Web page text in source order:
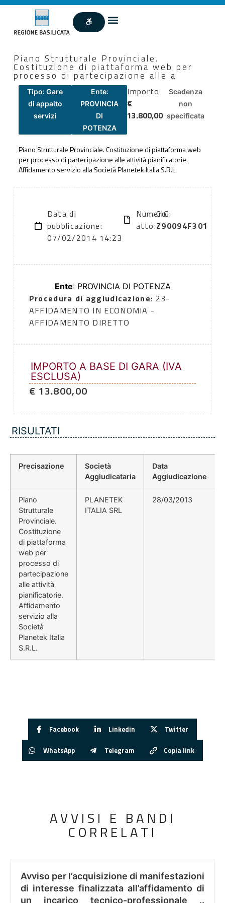
Piano Strutturale Provinciale.
Costituzione di piattaforma web per
processo di partecipazione alle a
Tipo: Gare
di appalto
servizi
Ente:
PROVINCIA
DI
POTENZA
Importo
€
13.800,00
Scadenza
non
specificata
Piano Strutturale Provinciale. Costituzione di piattaforma web
per processo di partecipazione alle attività pianificatorie.
Affidamento servizio alla Società Planetek Italia S.R.L.
Data di
pubblicazione:
07/02/2014 14:23
Numero
atto:
CIG:
Z90094F301
Ente: PROVINCIA DI POTENZA
Procedura di aggiudicazione: 23-
AFFIDAMENTO IN ECONOMIA -
AFFIDAMENTO DIRETTO
IMPORTO A BASE DI GARA (IVA
ESCLUSA)
€ 13.800,00
RISULTATI
Precisazione
Società
Aggiudicataria
Data
Aggiudicazione
Piano
Strutturale
Provinciale.
Costituzione
di piattaforma
web per
processo di
partecipazione
alle attività
pianificatorie.
Affidamento
servizio alla
Società
Planetek Italia
S.R.L.
PLANETEK
ITALIA SRL
28/03/2013
Facebook Linkedin Twitter
WhatsApp Telegram Copia link
AVVISI E BANDI
CORRELATI
Avviso per l’acquisizione di manifestazioni
di interesse finalizzata all’affidamento di
un incarico tecnico-professionale ..